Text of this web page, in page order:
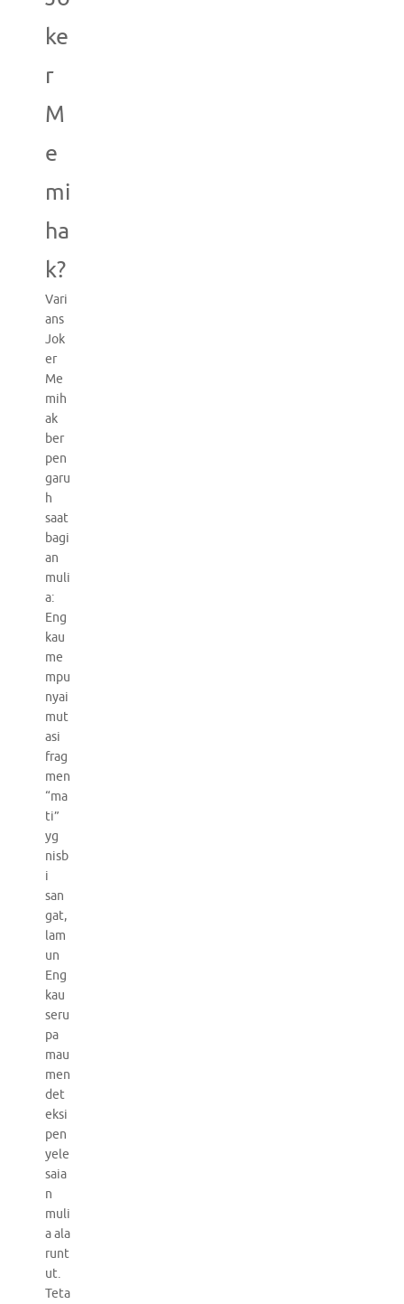
ke
r
M
e
mi
ha
k?
Vari
ans
Jok
er
Me
mih
ak
ber
pen
garu
h
saat
bagi
an
muli
a:
Eng
kau
me
mpu
nyai
mut
asi
frag
men
“ma
ti”
yg
nisb
i
san
gat,
lam
un
Eng
kau
seru
pa
mau
men
det
eksi
pen
yele
saia
n
muli
a ala
runt
ut.
Teta